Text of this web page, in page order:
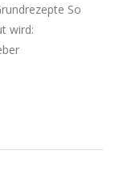
So
wird: